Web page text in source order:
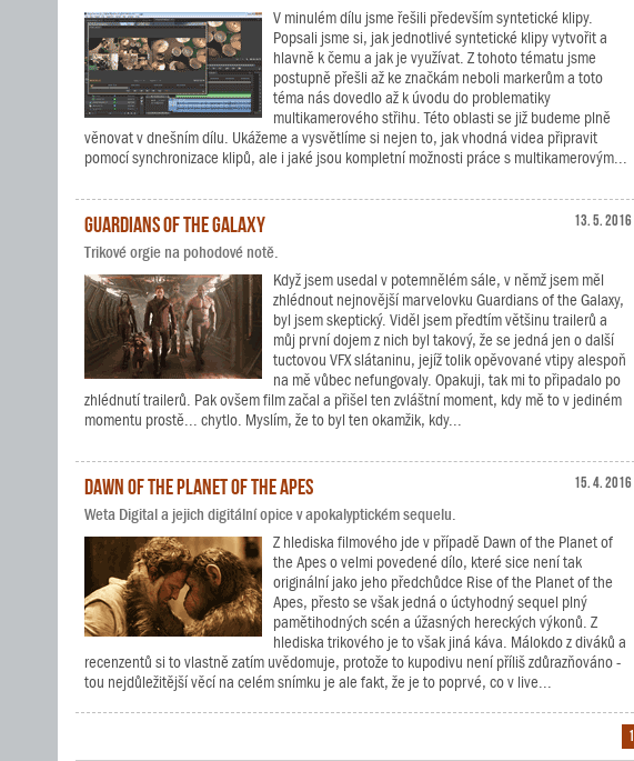
V minulém dílu jsme řešili především syntetické klipy.
Popsali jsme si, jak jednotlivé syntetické klipy vytvořit a
hlavně k čemu a jak je využívat. Z tohoto tématu jsme
postupně přešli až ke značkám neboli markerům a toto
téma nás dovedlo až k úvodu do problematiky
multikamerového střihu. Této oblasti se již budeme plně
věnovat v dnešním dílu. Ukážeme a vysvětlíme si nejen to, jak vhodná videa připravit
pomocí synchronizace klipů, ale i jaké jsou kompletní možnosti práce s multikamerovým...
13. 5. 2016
Guardians of the Galaxy
Trikové orgie na pohodové notě.
Když jsem usedal v potemnělém sále, v němž jsem měl
zhlédnout nejnovější marvelovku Guardians of the Galaxy,
byl jsem skeptický. Viděl jsem předtím většinu trailerů a
můj první dojem z nich byl takový, že se jedná jen o další
tuctovou VFX slátaninu, jejíž tolik opěvované vtipy alespoň
na mě vůbec nefungovaly. Opakuji, tak mi to připadalo po
zhlédnutí trailerů. Pak ovšem film začal a přišel ten zvláštní moment, kdy mě to v jediném
momentu prostě... chytlo. Myslím, že to byl ten okamžik, kdy...
15. 4. 2016
Dawn of the Planet of the Apes
Weta Digital a jejich digitální opice v apokalyptickém sequelu.
Z hlediska filmového jde v případě Dawn of the Planet of
the Apes o velmi povedené dílo, které sice není tak
originální jako jeho předchůdce Rise of the Planet of the
Apes, přesto se však jedná o úctyhodný sequel plný
pamětihodných scén a úžasných hereckých výkonů. Z
hlediska trikového je to však jiná káva. Málokdo z diváků a
recenzentů si to vlastně zatím uvědomuje, protože to kupodivu není příliš zdůrazňováno -
tou nejdůležitější věcí na celém snímku je ale fakt, že je to poprvé, co v live...
1